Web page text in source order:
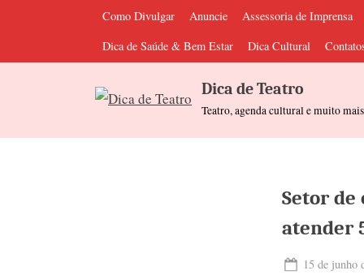
content
Como Divulgar Anuncie Assessoria de Imprensa
Dica de Saúde & Bem Estar
Dica Cultural
Dica de Teatro
Teatro, agenda cultural e muito
Setor de
atender
Posted
15 de junho